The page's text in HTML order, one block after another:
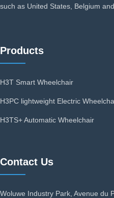
such as United States, Belgium
Products
H3T Smart Wheelchair
H3PC lightweight Electric
H3TS+ Automatic Wheelchair
Contact Us
Woluwe Industry Park, Avenue du